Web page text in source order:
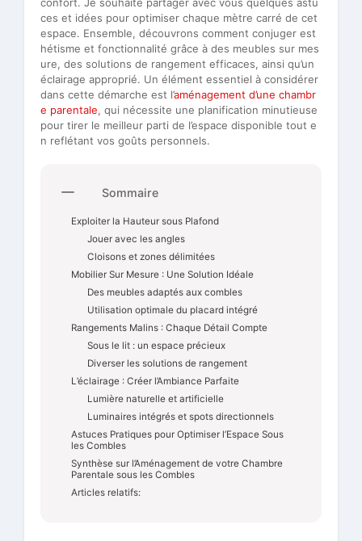
ces et idées pour optimiser chaque mètre carré de cet
espace. Ensemble, découvrons comment conjuger est
hétisme et fonctionnalité grâce à des meubles sur mes
ure, des solutions de rangement efficaces, ainsi qu’un
éclairage approprié. Un élément essentiel à considérer
dans cette démarche est l’aménagement d’une chambr
e parentale, qui nécessite une planification minutieuse
pour tirer le meilleur parti de l’espace disponible tout e
n reflétant vos goûts personnels.
Sommaire
Exploiter la Hauteur sous Plafond
Jouer avec les angles
Cloisons et zones délimitées
Mobilier Sur Mesure : Une Solution Idéale
Des meubles adaptés aux combles
Utilisation optimale du placard intégré
Rangements Malins : Chaque Détail Compte
Sous le lit : un espace précieux
Diverser les solutions de rangement
L’éclairage : Créer l’Ambiance Parfaite
Lumière naturelle et artificielle
Luminaires intégrés et spots directionnels
Astuces Pratiques pour Optimiser l’Espace Sous
les Combles
Synthèse sur l’Aménagement de votre Chambre
Parentale sous les Combles
Articles relatifs: